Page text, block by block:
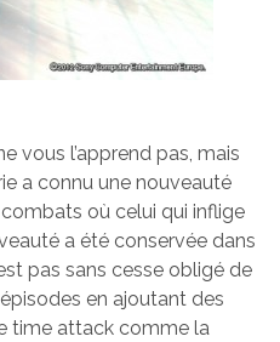
vous l’apprend pas, mais
a connu une nouveauté
où celui qui inflige
a été conservée dans
pas sans cesse obligé de
en ajoutant des
time attack comme la